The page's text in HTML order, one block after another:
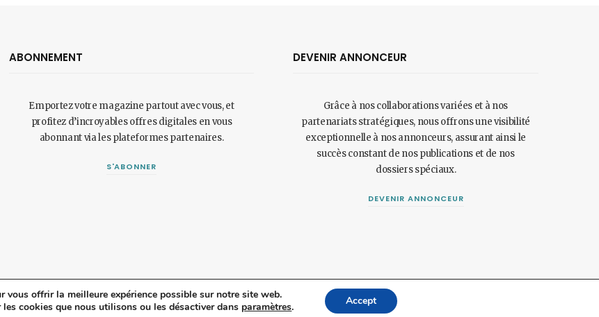
ABONNEMENT
Emportez votre magazine partout avec vous, et
profitez d’incroyables offres digitales en vous
abonnant via les plateformes partenaires.
S'ABONNER
DEVENIR ANNONCEUR
Grâce à nos collaborations variées et à nos
partenariats stratégiques, nous offrons une visibilité
exceptionnelle à nos annonceurs, assurant ainsi le
succès constant de nos publications et de nos
dossiers spéciaux.
DEVENIR ANNONCEUR
confidentialité.
vous offrir la meilleure expérience possible sur notre site web.
cookies que nous utilisons ou les désactiver dans paramètres. Accept